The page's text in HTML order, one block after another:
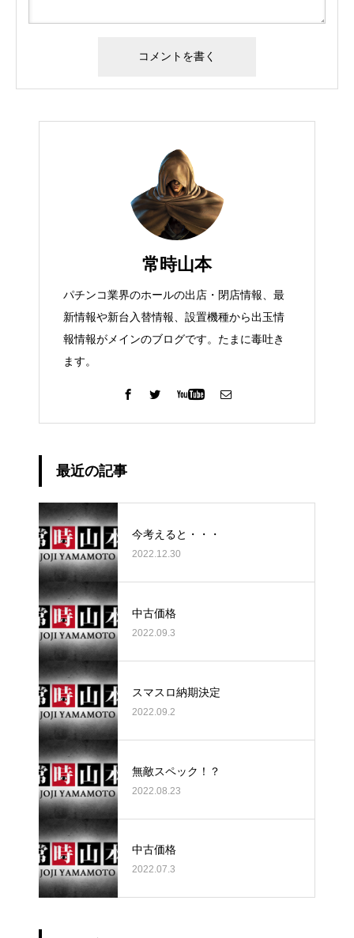
常時山本
パチンコ業界のホールの出店・閉店情報、最
新情報や新台入替情報、設置機種から出玉情
報情報がメインのブログです。たまに毒吐き
ます。
最近の記事
今考えると・・・
2022.12.30
中古価格
2022.09.3
スマスロ納期決定
2022.09.2
無敵スペック！？
2022.08.23
中古価格
2022.07.3